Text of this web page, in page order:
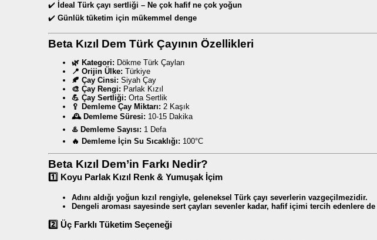
✔️ İdeal Türk çayı sertliği – Ne çok hafif ne çok yoğun
✔️ Günlük tüketim için mükemmel denge
Beta Kızıl Dem Türk Çayının Özellikleri
🌿 Kategori: Dökme Türk Çayları
📍 Orijin Ülke: Türkiye
🍂 Çay Cinsi: Siyah Çay
🎨 Çay Rengi: Parlak Kızıl
💪 Çay Sertliği: Orta Sertlik
🥄 Demleme Çay Miktarı: 2 Kaşık
🕰️ Demleme Süresi: 10-15 Dakika
♨️ Demleme Sayısı: 1 Defa
🔥 Demleme İçin Su Sıcaklığı: 100°C
Beta Kızıl Dem’in Farkı Nedir?
1️⃣ Koyu Parlak Kızıl Renk & Yumuşak İçim
Adını aldığı yoğun kızıl rengiyle, geleneksel Türk çayı severlerin vazgeçilmezidir.
Dengeli aroması sayesinde sert çayları sevenler kadar, hafif içimi tercih edenlere
2️⃣ Üç Farklı Tüketim Seçeneği